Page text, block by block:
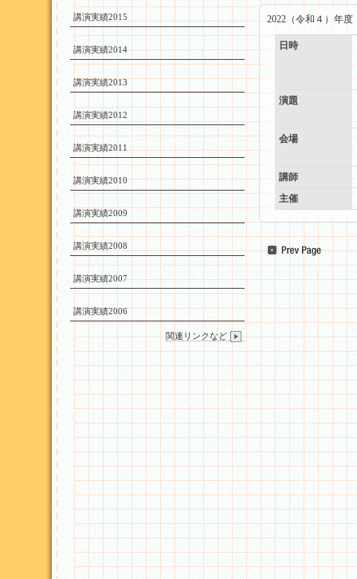
2022（令和４）年
日時
演題
会場
講師
主催
講演実績2015
講演実績2014
講演実績2013
講演実績2012
講演実績2011
講演実績2010
講演実績2009
講演実績2008
講演実績2007
講演実績2006
関連リンクなど